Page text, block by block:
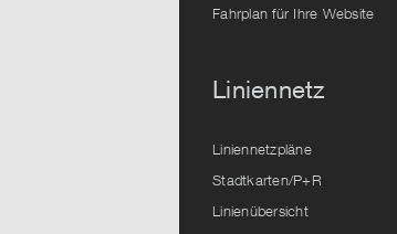
Fahrplan für Ihre Website
Liniennetz
Liniennetzpläne
Stadtkarten/P+R
Linienübersicht